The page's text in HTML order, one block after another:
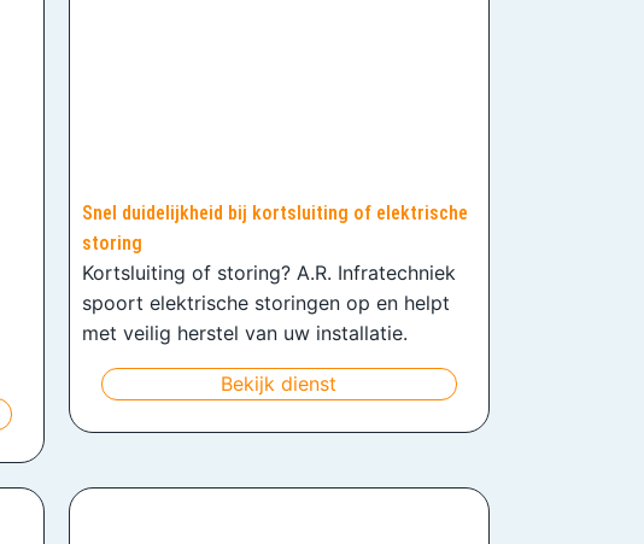
Snel duidelijkheid bij kortsluiting of elektrische
storing
Kortsluiting of storing? A.R. Infratechniek
spoort elektrische storingen op en helpt
met veilig herstel van uw installatie.
Bekijk dienst